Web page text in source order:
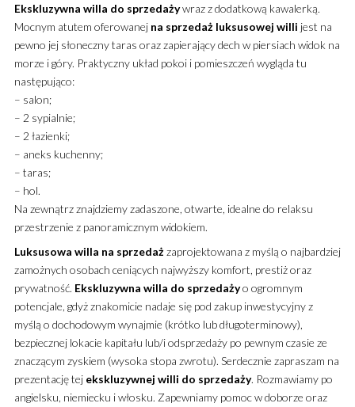
Ekskluzywna willa do sprzedażywraz z dodatkową kawalerką.
Mocnym atutem oferowanej na sprzedaż luksusowej willi jest na
pewno jej słoneczny taras oraz zapierający dech w piersiach widok na
morze i góry. Praktyczny układ pokoi i pomieszczeń wygląda tu
następująco:
– salon;
– 2 sypialnie;
– 2 łazienki;
– aneks kuchenny;
– taras;
– hol.
Na zewnątrz znajdziemy zadaszone, otwarte, idealne do relaksu
przestrzenie z panoramicznym widokiem.
Luksusowa willa na sprzedażzaprojektowana z myślą o najbardziej
zamożnych osobach ceniących najwyższy komfort, prestiż oraz
prywatność. Ekskluzywna willa do sprzedażyo ogromnym
potencjale, gdyż znakomicie nadaje się pod zakup inwestycyjny z
myślą o dochodowym wynajmie (krótko lub długoterminowy),
bezpiecznej lokacie kapitału lub/i odsprzedaży po pewnym czasie ze
znaczącym zyskiem (wysoka stopa zwrotu). Serdecznie zapraszam na
prezentację tej ekskluzywnej willi do sprzedaży. Rozmawiamy po
angielsku, niemiecku i włosku. Zapewniamy pomoc w doborze oraz